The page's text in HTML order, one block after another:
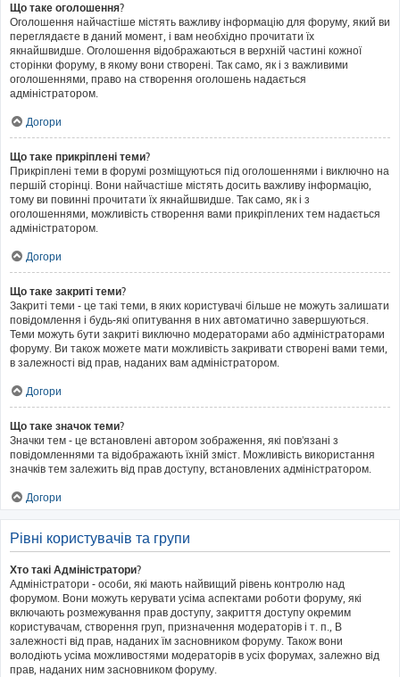
Що таке оголошення?
Оголошення найчастіше містять важливу інформацію для форуму, який ви
переглядаєте в даний момент, і вам необхідно прочитати їх
якнайшвидше. Оголошення відображаються в верхній частині кожної
сторінки форуму, в якому вони створені. Так само, як і з важливими
оголошеннями, право на створення оголошень надається
адміністратором.
Догори
Що таке прикріплені теми?
Прикріплені теми в форумі розміщуються під оголошеннями і виключно на
першій сторінці. Вони найчастіше містять досить важливу інформацію,
тому ви повинні прочитати їх якнайшвидше. Так само, як і з
оголошеннями, можливість створення вами прикріплених тем надається
адміністратором.
Догори
Що таке закриті теми?
Закриті теми - це такі теми, в яких користувачі більше не можуть залишати
повідомлення і будь-які опитування в них автоматично завершуються.
Теми можуть бути закриті виключно модераторами або адміністраторами
форуму. Ви також можете мати можливість закривати створені вами теми,
в залежності від прав, наданих вам адміністратором.
Догори
Що таке значок теми?
Значки тем - це встановлені автором зображення, які пов'язані з
повідомленнями та відображають їхній зміст. Можливість використання
значків тем залежить від прав доступу, встановлених адміністратором.
Догори
Рівні користувачів та групи
Хто такі Адміністратори?
Адміністратори - особи, які мають найвищий рівень контролю над
форумом. Вони можуть керувати усіма аспектами роботи форуму, які
включають розмежування прав доступу, закриття доступу окремим
користувачам, створення груп, призначення модераторів і т. п., В
залежності від прав, наданих їм засновником форуму. Також вони
володіють усіма можливостями модераторів в усіх форумах, залежно від
прав, наданих ним засновником форуму.